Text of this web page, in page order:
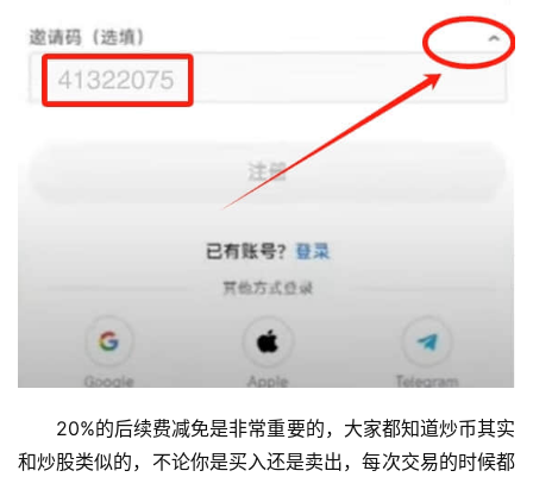
20%的后续费减免是非常重要的，大家都知道炒币其实
和炒股类似的，不论你是买入还是卖出，每次交易的时候都